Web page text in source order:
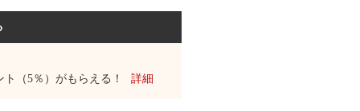
ト（5％）がもらえる！ 詳細